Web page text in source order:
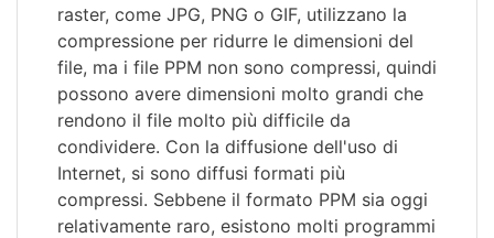
raster, come JPG, PNG o GIF, utilizzano la
compressione per ridurre le dimensioni del
file, ma i file PPM non sono compressi, quindi
possono avere dimensioni molto grandi che
rendono il file molto più difficile da
condividere. Con la diffusione dell'uso di
Internet, si sono diffusi formati più
compressi. Sebbene il formato PPM sia oggi
relativamente raro, esistono molti programmi